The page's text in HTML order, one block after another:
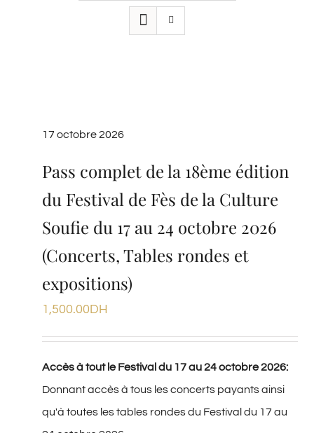
17 octobre 2026
Pass complet de la 18ème édition
du Festival de Fès de la Culture
Soufie du 17 au 24 octobre 2026
(Concerts, Tables rondes et
expositions)
1,500.00DH
Accès à tout le Festival du 17 au 24 octobre 2026:
Donnant accès à tous les concerts payants ainsi
qu'à toutes les tables rondes du Festival du 17 au